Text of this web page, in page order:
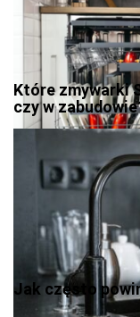
Które zmywarki
czy w
Jak często